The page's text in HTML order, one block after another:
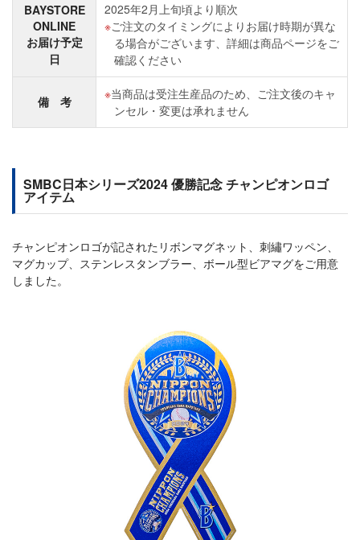
BAYSTORE
ONLINE
お届け予定
日
2025年2月上旬頃より順次
ご注文のタイミングによりお届け時期が異な
る場合がございます、詳細は商品ページをご
確認ください
備 考
当商品は受注生産品のため、ご注文後のキャ
ンセル・変更は承れません
SMBC日本シリーズ2024 優勝記念 チャンピオンロゴ
アイテム
チャンピオンロゴが記されたリボンマグネット、刺繡ワッペン、
マグカップ、ステンレスタンブラー、ボール型ビアマグをご用意
しました。